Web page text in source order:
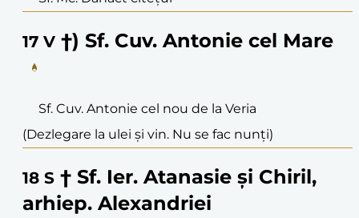
17 V †) Sf. Cuv. Antonie cel Mare
Sf. Cuv. Antonie cel nou de la Veria
(Dezlegare la ulei și vin. Nu se fac nunți)
18 S † Sf. Ier. Atanasie și Chiril,
arhiep. Alexandriei